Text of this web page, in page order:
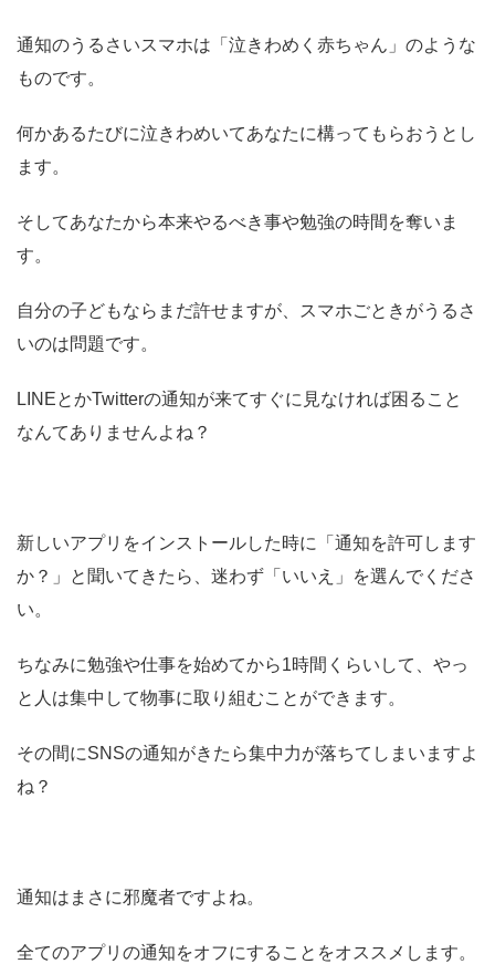
通知のうるさいスマホは「泣きわめく赤ちゃん」のような
ものです。
何かあるたびに泣きわめいてあなたに構ってもらおうとし
ます。
そしてあなたから本来やるべき事や勉強の時間を奪いま
す。
自分の子どもならまだ許せますが、スマホごときがうるさ
いのは問題です。
LINEとかTwitterの通知が来てすぐに見なければ困ること
なんてありませんよね？
新しいアプリをインストールした時に「通知を許可します
か？」と聞いてきたら、迷わず「いいえ」を選んでくださ
い。
ちなみに勉強や仕事を始めてから1時間くらいして、やっ
と人は集中して物事に取り組むことができます。
その間にSNSの通知がきたら集中力が落ちてしまいますよ
ね？
通知はまさに邪魔者ですよね。
全てのアプリの通知をオフにすることをオススメします。